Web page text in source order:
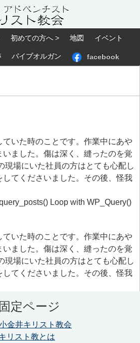
初めての方へ > 地図 イベント
パイプオルガン facebook
いた時のことです。作業中にあや
いました。傷は深く、縫ったのを覚
現場にいた社員の方はとても心配し
てくださいました。その後、怪我
Loop with WP_Query()
いた時のことです。作業中にあや
いました。傷は深く、縫ったのを覚
現場にいた社員の方はとても心配し
てくださいました。その後、怪我
固定ページ
金井キリスト教会
リスト教とは